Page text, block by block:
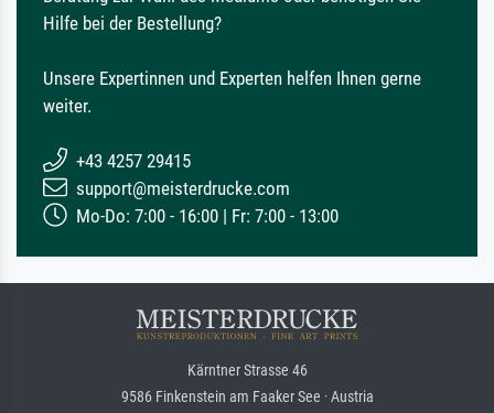
Hilfe bei der Bestellung?
Unsere Expertinnen und Experten helfen Ihnen gerne
weiter.
+43 4257 29415
support@meisterdrucke.com
Mo-Do: 7:00 - 16:00 | Fr: 7:00 - 13:00
Kärntner Strasse 46
9586 Finkenstein am Faaker See · Austria